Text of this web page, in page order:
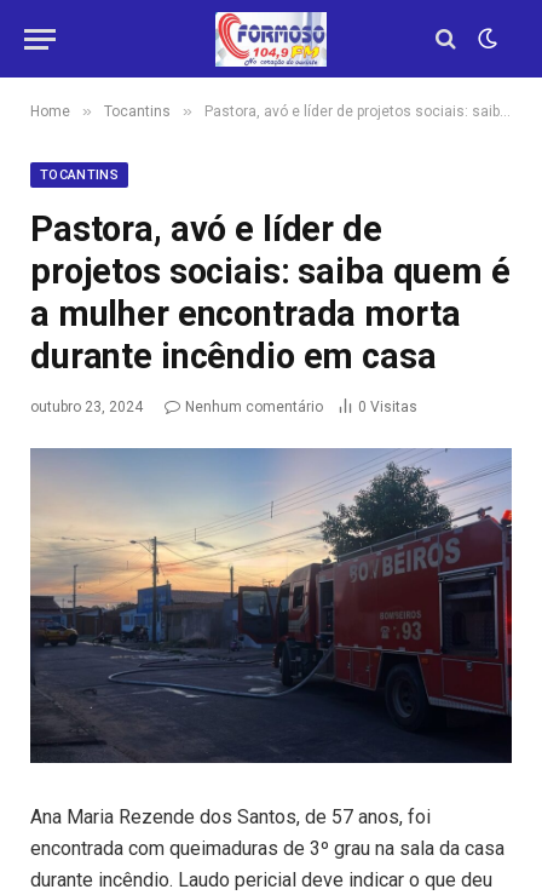
Home » Tocantins » Pastora, avó e líder de projetos sociais: saiba quem é a mulher encontrada morta durante incêndio em casa
TOCANTINS
Pastora, avó e líder de
projetos sociais: saiba quem é
a mulher encontrada morta
durante incêndio em casa
outubro 23, 2024 Nenhum comentário 0 Visitas
Ana Maria Rezende dos Santos, de 57 anos, foi
encontrada com queimaduras de 3º grau na sala da casa
durante incêndio. Laudo pericial deve indicar o que deu